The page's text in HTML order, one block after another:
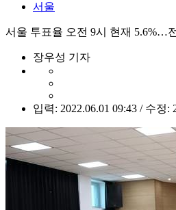
서울
서울 투표율 오전 9시 현재 5.6%…
장우성 기자
입력: 2022.06.01 09:43 / 수정: